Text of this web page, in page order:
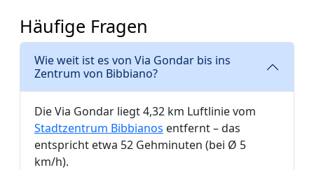
Häufige Fragen
Wie weit ist es von Via Gondar bis ins
Zentrum von Bibbiano?
Die Via Gondar liegt 4,32 km Luftlinie vom
Stadtzentrum Bibbianos entfernt – das
entspricht etwa 52 Gehminuten (bei Ø 5
km/h).